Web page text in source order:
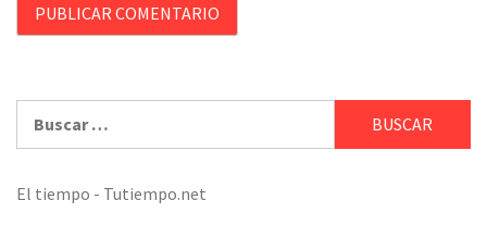
El tiempo - Tutiempo.net